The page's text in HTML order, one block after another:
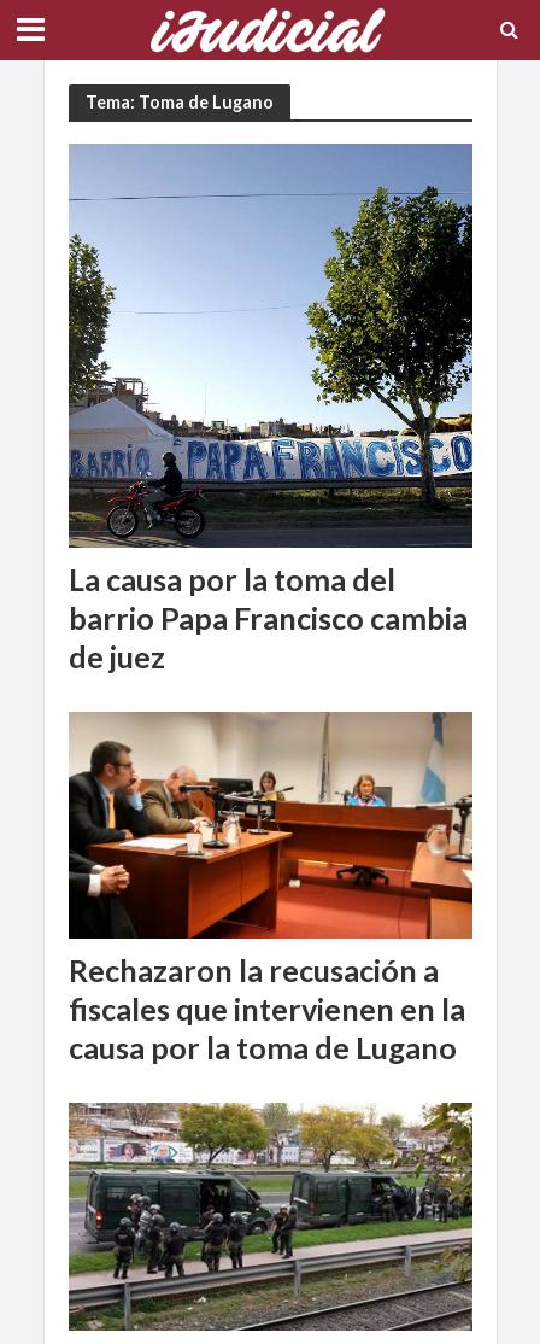
Tema: Toma de Lugano
La causa por la toma del
barrio Papa Francisco cambia
de juez
Rechazaron la recusación a
fiscales que intervienen en la
causa por la toma de Lugano